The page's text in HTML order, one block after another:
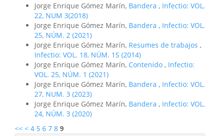
Jorge Enrique Gómez Marín, Bandera , Infectio: VOL.
22, NUM 3(2018)
Jorge Enrique Gómez Marín, Bandera , Infectio: VOL.
25, NÚM. 2 (2021)
Jorge Enrique Gómez Marín, Resumes de trabajos ,
Infectio: VOL. 18, NÚM. 1S (2014)
Jorge Enrique Gómez Marín, Contenido , Infectio:
VOL. 25, NÚM. 1 (2021)
Jorge Enrique Gómez Marín, Bandera , Infectio: VOL.
27, NUM. 3 (2023)
Jorge Enrique Gómez Marín, Bandera , Infectio: VOL.
24, NÚM. 3 (2020)
<< < 4 5 6 7 8 9